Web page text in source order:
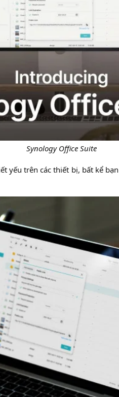
Synology Office Suite
yếu trên các thiết bị, bất kể